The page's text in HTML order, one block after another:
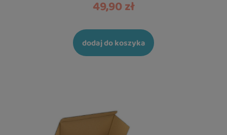
49,90 zł
dodaj do koszyka